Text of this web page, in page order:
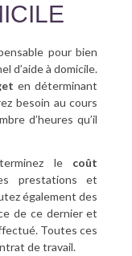
pour bien
d’aide à domicile.
en déterminant
besoin au cours
d’heures qu’il
le coût
prestations et
également des
de ce dernier et
Toutes ces
de travail.